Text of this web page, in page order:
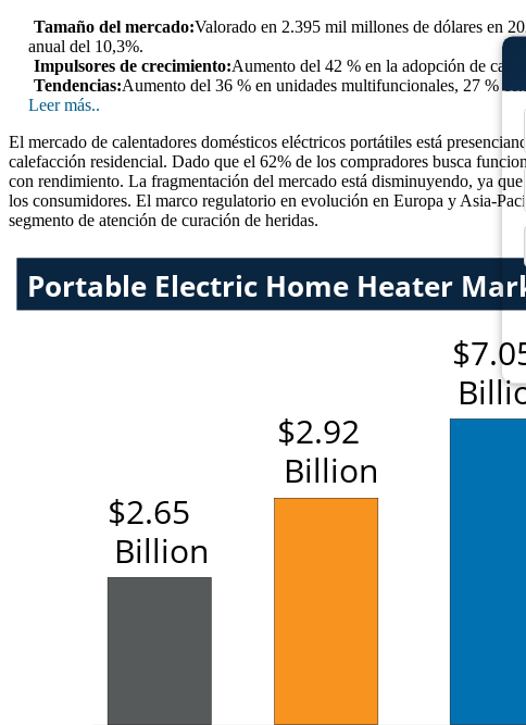
Tamaño del mercado:Valorado en 2.395 mil millones de dólares en
anual del 10,3%.
Impulsores de crecimiento:Aumento del 42 % en la adopción de
Tendencias:Aumento del 36 % en unidades multifuncionales, 27 %
Leer más..
El mercado de calentadores domésticos eléctricos portátiles está
calefacción residencial. Dado que el 62% de los compradores busca
con rendimiento. La fragmentación del mercado está disminuyendo, ya
los consumidores. El marco regulatorio en evolución en Europa y Asia-
segmento de atención de curación de heridas.